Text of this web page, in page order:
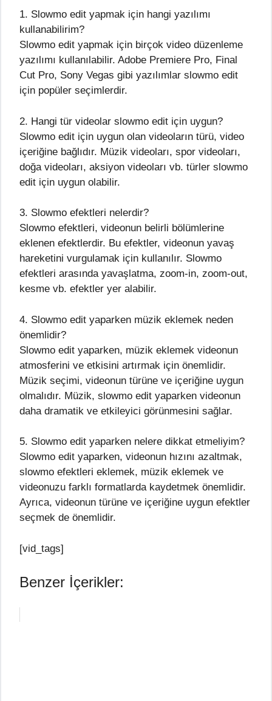
1. Slowmo edit yapmak için hangi yazılımı
kullanabilirim?
Slowmo edit yapmak için birçok video düzenleme
yazılımı kullanılabilir. Adobe Premiere Pro, Final
Cut Pro, Sony Vegas gibi yazılımlar slowmo edit
için popüler seçimlerdir.
2. Hangi tür videolar slowmo edit için uygun?
Slowmo edit için uygun olan videoların türü, video
içeriğine bağlıdır. Müzik videoları, spor videoları,
doğa videoları, aksiyon videoları vb. türler slowmo
edit için uygun olabilir.
3. Slowmo efektleri nelerdir?
Slowmo efektleri, videonun belirli bölümlerine
eklenen efektlerdir. Bu efektler, videonun yavaş
hareketini vurgulamak için kullanılır. Slowmo
efektleri arasında yavaşlatma, zoom-in, zoom-out,
kesme vb. efektler yer alabilir.
4. Slowmo edit yaparken müzik eklemek neden
önemlidir?
Slowmo edit yaparken, müzik eklemek videonun
atmosferini ve etkisini artırmak için önemlidir.
Müzik seçimi, videonun türüne ve içeriğine uygun
olmalıdır. Müzik, slowmo edit yaparken videonun
daha dramatik ve etkileyici görünmesini sağlar.
5. Slowmo edit yaparken nelere dikkat etmeliyim?
Slowmo edit yaparken, videonun hızını azaltmak,
slowmo efektleri eklemek, müzik eklemek ve
videonuzu farklı formatlarda kaydetmek önemlidir.
Ayrıca, videonun türüne ve içeriğine uygun efektler
seçmek de önemlidir.
[vid_tags]
Benzer İçerikler: